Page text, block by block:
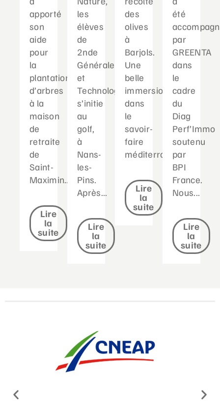
apporté
son
aide
pour
la
plantation
d’arbres
à la
maison
de
retraite
de
Saint-
Maximin....
Lire
la
suite
les
élèves
de
2nde
Générale
et
Technologique
s’initie
au
golf,
à
Nans-
les-
Pins.
Après...
Lire
la
suite
des
olives
à
Barjols.
Une
belle
immersion
dans
le
savoir-
faire
méditerranéen...
Lire
la
suite
été
par
GREENTA
dans
le
cadre
du
Diag
Perf’Immo
soutenu
par
BPI
France.
Nous...
Lire
la
suite